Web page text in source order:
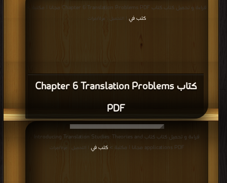
كتاب Chapter 6 Translation Problems
PDF
قراءة و تحميل كتاب كتاب Chapter 6 Translation Problems PDF مجانا | مكتبة >
كتب في
| التحميل : مرة/مرات
قراءة و تحميل كتاب كتاب Introducing Translation Studies: Theories and
applications PDF مجانا | مكتبة >
كتب في | التحميل : مرة/مرات